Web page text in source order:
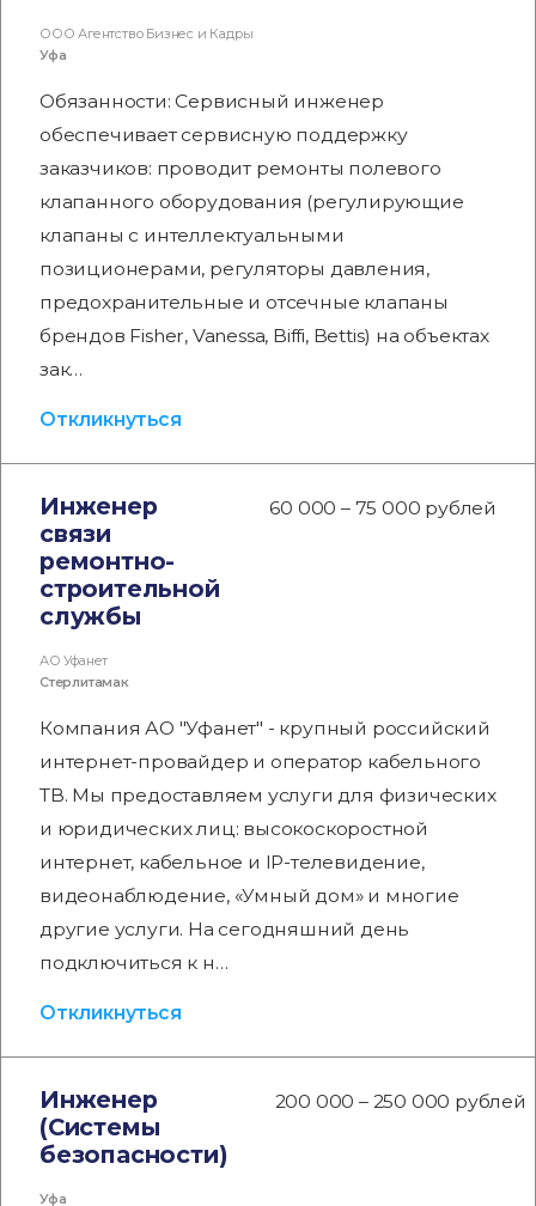
ООО Агентство Бизнес и Кадры
Уфа
Обязанности: Сервисный инженер
обеспечивает сервисную поддержку
заказчиков: проводит ремонты полевого
клапанного оборудования (регулирующие
клапаны с интеллектуальными
позиционерами, регуляторы давления,
предохранительные и отсечные клапаны
брендов Fisher, Vanessa, Biffi, Bettis) на объектах
зак…
Откликнуться
Инженер
связи
ремонтно-
строительной
службы
60 000 – 75 000 рублей
АО Уфанет
Стерлитамак
Компания АО "Уфанет" - крупный российский
интернет-провайдер и оператор кабельного
ТВ. Мы предоставляем услуги для физических
и юридических лиц: высокоскоростной
интернет, кабельное и IP-телевидение,
видеонаблюдение, «Умный дом» и многие
другие услуги. На сегодняшний день
подключиться к н…
Откликнуться
Инженер
(Системы
безопасности)
200 000 – 250 000 рублей
Уфа